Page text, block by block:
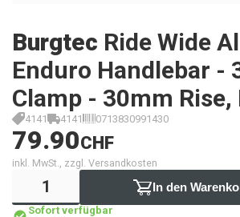
Burgtec Ride Wide
Enduro Handlebar -
Clamp - 30mm Rise,
4141 4141 0713830991430
79.90CHF
inkl. MwSt., zzgl. Versandkosten
In den
Sofort verfügbar